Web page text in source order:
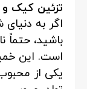
تزئین کیک
اگر به
باشید، حتماً
است. این
یکی از